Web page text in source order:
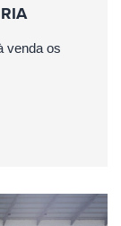
venda os